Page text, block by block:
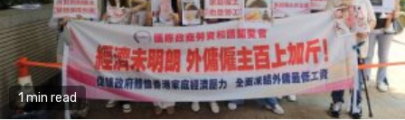
1 min read